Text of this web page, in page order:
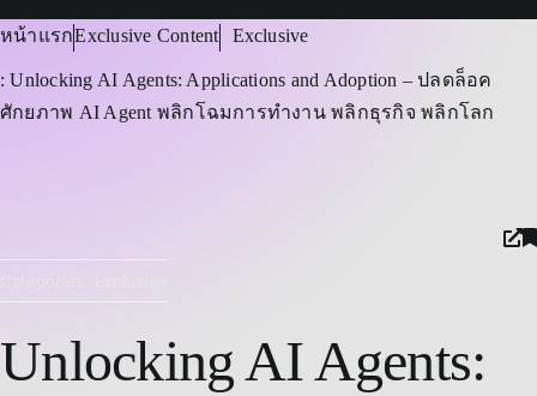
ข้อในหน้า
หน้าแรกExclusive Content Exclusive
: Unlocking AI Agents: Applications and Adoption – ปลดล็อค
ศักยภาพ AI Agent พลิกโฉมการทำงาน พลิกธุรกิจ พลิกโลก
Unlocking AI Agents: